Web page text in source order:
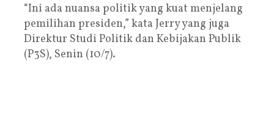
“Ini ada nuansa politik yang kuat menjelang
pemilihan presiden,” kata Jerry yang juga
Direktur Studi Politik dan Kebijakan Publik
(P3S), Senin (10/7).